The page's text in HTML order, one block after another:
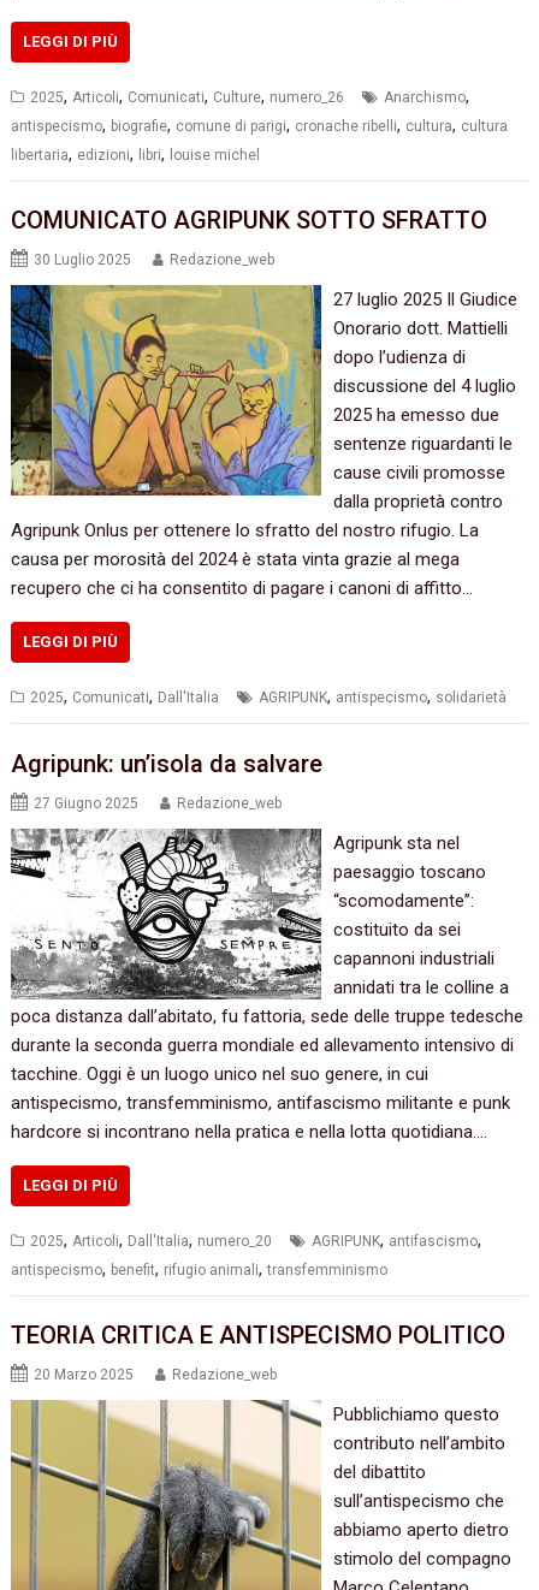
LEGGI DI PIÙ
2025, Articoli, Comunicati, Culture, numero_26 Anarchismo,
antispecismo, biografie, comune di parigi, cronache ribelli, cultura, cultura
libertaria, edizioni, libri, louise michel
COMUNICATO AGRIPUNK SOTTO SFRATTO
30 Luglio 2025 Redazione_web
27 luglio 2025 Il Giudice
Onorario dott. Mattielli
dopo l’udienza di
discussione del 4 luglio
2025 ha emesso due
sentenze riguardanti le
cause civili promosse
dalla proprietà contro
Agripunk Onlus per ottenere lo sfratto del nostro rifugio. La
causa per morosità del 2024 è stata vinta grazie al mega
recupero che ci ha consentito di pagare i canoni di affitto…
LEGGI DI PIÙ
2025, Comunicati, Dall'Italia AGRIPUNK, antispecismo, solidarietà
Agripunk: un’isola da salvare
27 Giugno 2025 Redazione_web
Agripunk sta nel
paesaggio toscano
“scomodamente”:
costituito da sei
capannoni industriali
annidati tra le colline a
poca distanza dall’abitato, fu fattoria, sede delle truppe tedesche
durante la seconda guerra mondiale ed allevamento intensivo di
tacchine. Oggi è un luogo unico nel suo genere, in cui
antispecismo, transfemminismo, antifascismo militante e punk
hardcore si incontrano nella pratica e nella lotta quotidiana.…
LEGGI DI PIÙ
2025, Articoli, Dall'Italia, numero_20 AGRIPUNK, antifascismo,
antispecismo, benefit, rifugio animali,transfemminismo
TEORIA CRITICA E ANTISPECISMO POLITICO
20 Marzo 2025 Redazione_web
Pubblichiamo questo
contributo nell’ambito
del dibattito
sull’antispecismo che
abbiamo aperto dietro
stimolo del compagno